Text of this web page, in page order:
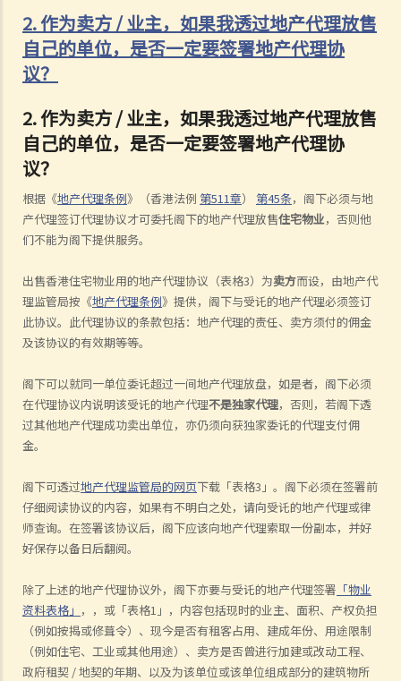
2. 作为卖方 / 业主，如果我透过地产代理放售
自己的单位，是否一定要签署地产代理协
议？
2. 作为卖方 / 业主，如果我透过地产代理放售
自己的单位，是否一定要签署地产代理协
议？
根据《地产代理条例》（香港法例 第511章） 第45条，阁下必须与地
产代理签订代理协议才可委托阁下的地产代理放售住宅物业，否则他
们不能为阁下提供服务。
出售香港住宅物业用的地产代理协议（表格3）为卖方而设，由地产代
理监管局按《地产代理条例》提供，阁下与受讬的地产代理必须签订
此协议。此代理协议的条款包括：地产代理的责任、卖方须付的佣金
及该协议的有效期等等。
阁下可以就同一单位委讬超过一间地产代理放盘，如是者，阁下必须
在代理协议内说明该受讬的地产代理不是独家代理，否则，若阁下透
过其他地产代理成功卖出单位，亦仍须向获独家委讬的代理支付佣
金。
阁下可透过地产代理监管局的网页下载「表格3」。阁下必须在签署前
仔细阅读协议的内容，如果有不明白之处，请向受讬的地产代理或律
师查询。在签署该协议后，阁下应该向地产代理索取一份副本，并好
好保存以备日后翻阅。
除了上述的地产代理协议外，阁下亦要与受讬的地产代理签署 「物业
资料表格」 ，，或「表格1」，内容包括现时的业主、面积、产权负担
（例如按揭或修葺令）、现今是否有租客占用、建成年份、用途限制
（例如住宅、工业或其他用途）、卖方是否曾进行加建或改动工程、
政府租契 / 地契的年期、以及为该单位或该单位组成部分的建筑物所